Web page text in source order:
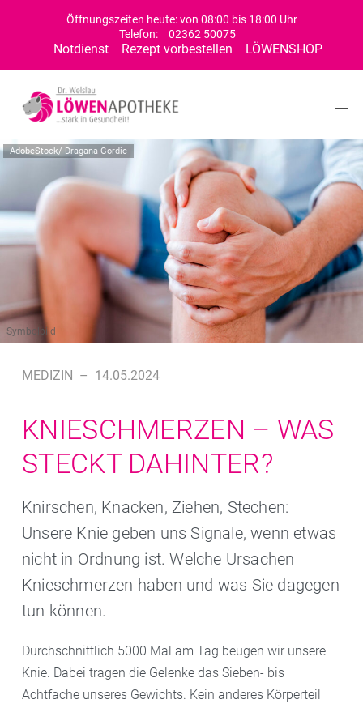
Öffnungszeiten heute: von 08:00 bis 18:00 Uhr
Telefon:
02362 50075
Notdienst Rezept vorbestellen LÖWENSHOP
AdobeStock/ Dragana Gordic
Symbolbild
MEDIZIN – 14.05.2024
KNIESCHMERZEN – WAS
STECKT DAHINTER?
Knirschen, Knacken, Ziehen, Stechen:
Unsere Knie geben uns Signale, wenn etwas
nicht in Ordnung ist. Welche Ursachen
Knieschmerzen haben und was Sie dagegen
tun können.
Durchschnittlich 5000 Mal am Tag beugen wir unsere
Knie. Dabei tragen die Gelenke das Sieben- bis
Achtfache unseres Gewichts. Kein anderes Körperteil